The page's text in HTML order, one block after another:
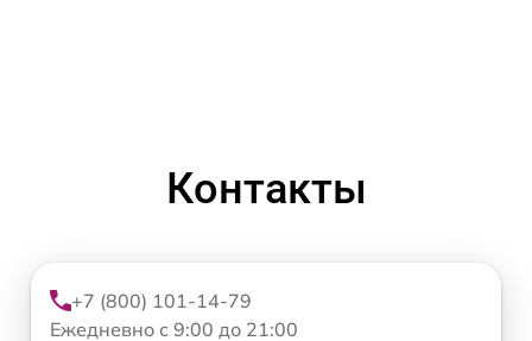
Контакты
+7 (800) 101-14-79
Ежедневно с 9:00 до 21:00